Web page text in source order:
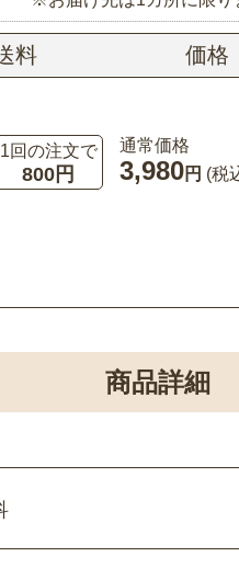
料 価格
1回の注文で
800円
通常価格
3,980円 (税
商品詳細